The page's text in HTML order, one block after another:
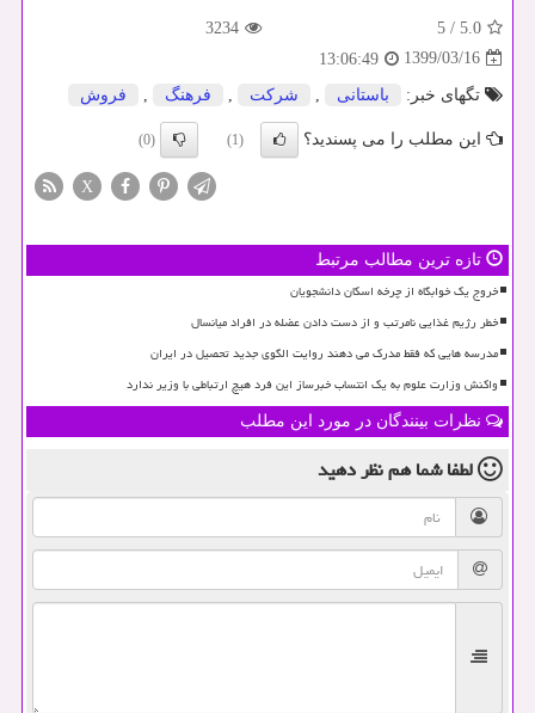
5.0
/
5
3234
1399/03/16
13:06:49
تگهای خبر:
باستانی , شركت , فرهنگ , فروش
این مطلب را می پسندید؟ (1)
(0)
X
تازه ترین مطالب مرتبط
خروج یک خوابگاه از چرخه اسکان دانشجویان
خطر رژیم غذایی نامرتب و از دست دادن عضله در افراد میانسال
مدرسه هایی که فقط مدرک می دهند روایت الگوی جدید تحصیل در ایران
واکنش وزارت علوم به یک انتساب خبرساز این فرد هیچ ارتباطی با وزیر ندارد
نظرات بینندگان در مورد این مطلب
لطفا شما همنظر دهید